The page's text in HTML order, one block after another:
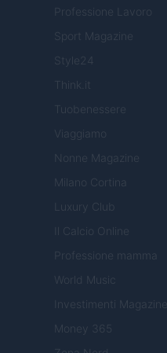
Professione Lavoro
Sport Magazine
Style24
Think.it
Tuobenessere
Viaggiamo
Nonne Magazine
Milano Cortina
Luxury Club
Il Calcio Online
Professione mamma
World Music
Investimenti Magazine
Money 365